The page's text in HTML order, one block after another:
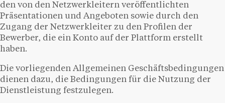
den von den Netzwerkleitern veröffentlichten
Präsentationen und Angeboten sowie durch den
Zugang der Netzwerkleiter zu den Profilen der
Bewerber, die ein Konto auf der Plattform erstellt
haben.
Die vorliegenden Allgemeinen Geschäftsbedingungen
dienen dazu, die Bedingungen für die Nutzung der
Dienstleistung festzulegen.